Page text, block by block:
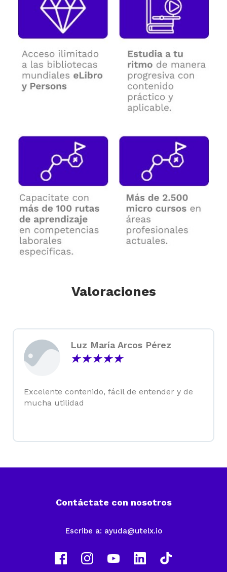
Valoraciones
Luz María Arcos Pérez
★★★★★
Excelente contenido, fácil de entender y de
mucha utilidad
Contáctate con nosotros
Escribe a: ayuda@utelx.io